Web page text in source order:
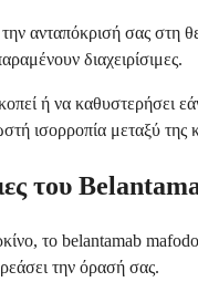
την ανταπόκρισή σας
διαχειρίσιμες.
ή να καθυστερήσει
ισορροπία μεταξύ
του
το belantamab
την όρασή σας.